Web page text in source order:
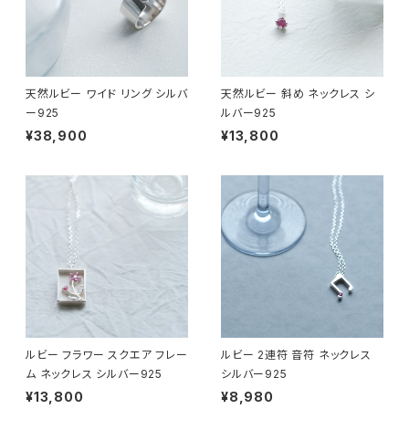
天然ルビー ワイド リング シルバ
ー925
¥38,900
天然ルビー 斜め ネックレス シ
ルバー925
¥13,800
ルビー フラワー スクエア フレー
ム ネックレス シルバー925
¥13,800
ルビー 2連符 音符 ネックレス
シルバー925
¥8,980